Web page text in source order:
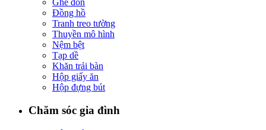
Ghế đôn
Đồng hồ
Tranh treo tường
Thuyền mô hình
Nệm bệt
Tạp dề
Khăn trải bàn
Hộp giấy ăn
Hộp đựng bút
Chăm sóc gia đình